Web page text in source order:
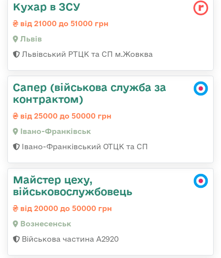
Кухар в ЗСУ
від 21000 до 51000 грн
Львів
Львівський РТЦК та СП м.Жовква
Сапер (військова служба за
контрактом)
від 25000 до 50000 грн
Івано-Франківськ
Івано-Франківський ОТЦК та СП
Майстер цеху,
військовослужбовець
від 20000 до 50000 грн
Вознесенськ
Військова частина А2920